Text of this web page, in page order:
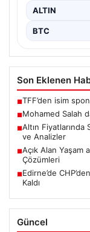
ALTIN
BTC
Son Eklenen
■TFF’den isim
■Mohamed Salah
■Altın
ve Analizler
■Açık Alan Yaşam
Çözümleri
■Edirne’de
Kaldı
Güncel